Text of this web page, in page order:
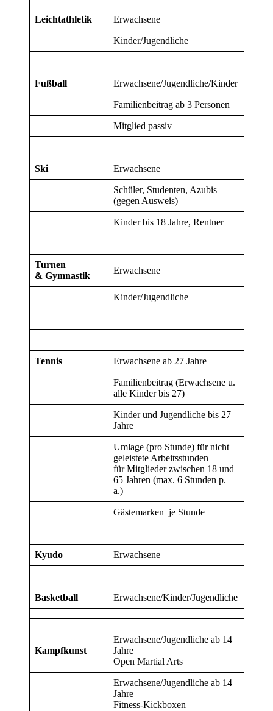
Leichtathletik Erwachsene
Kinder/Jugendliche
Fußball Erwachsene/Jugendliche/Kinder
Familienbeitrag ab 3 Personen
Mitglied passiv
Ski Erwachsene
Schüler, Studenten, Azubis
(gegen Ausweis)
Kinder bis 18 Jahre, Rentner
Turnen
& Gymnastik
Erwachsene
Kinder/Jugendliche
Tennis Erwachsene ab 27 Jahre
Familienbeitrag (Erwachsene u.
alle Kinder bis 27)
Kinder und Jugendliche bis 27
Jahre
Umlage (pro Stunde) für nicht
geleistete Arbeitsstunden
für Mitglieder zwischen 18 und
65 Jahren (max. 6 Stunden p.
a.)
Gästemarken je Stunde
Kyudo Erwachsene
Basketball Erwachsene/Kinder/Jugendliche
Kampfkunst
Erwachsene/Jugendliche ab 14
Jahre
Open Martial Arts
Erwachsene/Jugendliche ab 14
Jahre
Fitness-Kickboxen